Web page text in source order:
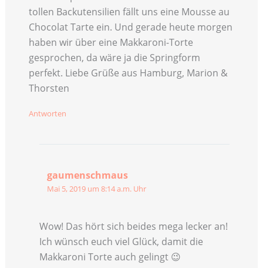
tollen Backutensilien fällt uns eine Mousse au
Chocolat Tarte ein. Und gerade heute morgen
haben wir über eine Makkaroni-Torte
gesprochen, da wäre ja die Springform
perfekt. Liebe Grüße aus Hamburg, Marion &
Thorsten
Antworten
gaumenschmaus
Mai 5, 2019 um 8:14 a.m. Uhr
Wow! Das hört sich beides mega lecker an!
Ich wünsch euch viel Glück, damit die
Makkaroni Torte auch gelingt 😉